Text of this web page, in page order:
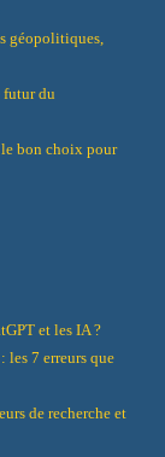
géopolitiques,
du
le bon choix pour
et les IA ?
les 7 erreurs que
de recherche et